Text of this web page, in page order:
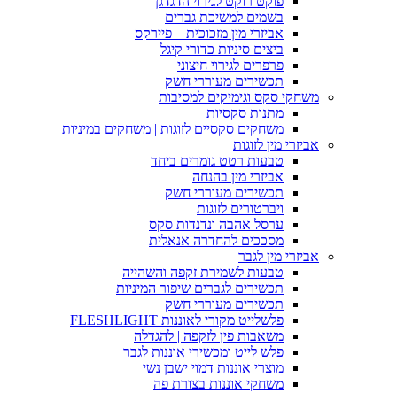
בשמים למשיכת גברים
אביזרי מין מזכוכית – פיירקס
ביצים סיניות כדורי קיגל
פרפרים לגירוי חיצוני
תכשירים מעוררי חשק
משחקי סקס וגימיקים למסיבות
מתנות סקסיות
משחקים סקסיים לזוגות | משחקים במיניות
אביזרי מין לזוגות
טבעות רטט גומרים ביחד
אביזרי מין בהנחה
תכשירים מעוררי חשק
ויברטורים לזוגות
ערסל אהבה ונדנדות סקס
מסככים להחדרה אנאלית
אביזרי מין לגבר
טבעות לשמירת זקפה והשהייה
תכשירים לגברים שיפור המיניות
תכשירים מעוררי חשק
פלשלייט מקורי לאוננות FLESHLIGHT
משאבות פין לזקפה | להגדלה
פלש לייט ומכשירי אוננות לגבר
מוצרי אוננות דמוי ישבן נשי
משחקי אוננות בצורת פה